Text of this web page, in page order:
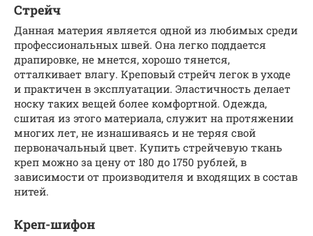
Стрейч
Данная материя является одной из любимых среди
профессиональных швей. Она легко поддается
драпировке, не мнется, хорошо тянется,
отталкивает влагу. Креповый стрейч легок в уходе
и практичен в эксплуатации. Эластичность делает
носку таких вещей более комфортной. Одежда,
сшитая из этого материала, служит на протяжении
многих лет, не изнашиваясь и не теряя свой
первоначальный цвет. Купить стрейчевую ткань
креп можно за цену от 180 до 1750 рублей, в
зависимости от производителя и входящих в состав
нитей.
Креп-шифон